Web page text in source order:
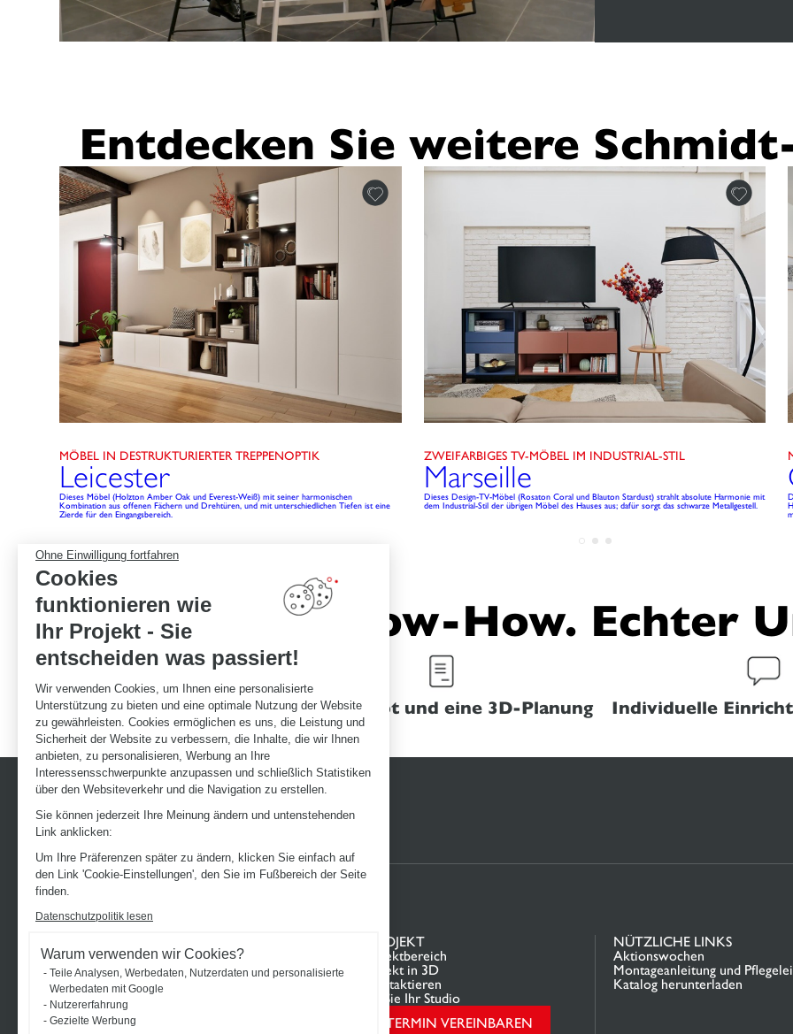
Ohne Einwilligung fortfahren
Cookies
funktionieren wie
Ihr Projekt - Sie
entscheiden was passiert!
Wir verwenden Cookies, um Ihnen eine personalisierte
Unterstützung zu bieten und eine optimale Nutzung der Website
zu gewährleisten. Cookies ermöglichen es uns, die Leistung und
Sicherheit der Website zu verbessern, die Inhalte, die wir Ihnen
anbieten, zu personalisieren, Werbung an Ihre
Interessensschwerpunkte anzupassen und schließlich Statistiken
über den Websiteverkehr und die Navigation zu erstellen.
Sie können jederzeit Ihre Meinung ändern und untenstehenden
Link anklicken:
Um Ihre Präferenzen später zu ändern, klicken Sie einfach auf
den Link 'Cookie-Einstellungen', den Sie im Fußbereich der Seite
finden.
Datenschutzpolitik lesen
Warum verwenden wir Cookies?
Teile Analysen, Werbedaten, Nutzerdaten und personalisierte
Werbedaten mit Google
Nutzererfahrung
Gezielte Werbung
Entdecken Sie weitere
MÖBEL IN DESTRUKTURIERTER TREPPENOPTIK
Leicester
Dieses Möbel (Holzton Amber Oak und Everest-Weiß) mit seiner harmonischen
Kombination aus offenen Fächern und Drehtüren, und mit unterschiedlichen Tiefen ist eine
Zierde für den Eingangsbereich.
ZWEIFARBIGES TV-MÖBEL IM INDUSTRIAL-STIL
Marseille
Dieses Design-TV-Möbel (Rosaton Coral und Blauton Stardust) strahlt absolute Harmonie mit
dem Industrial-Stil der übrigen Möbel des Hauses aus; dafür sorgt das schwarze Metallgestell.
Echtes Know-How. Echter
Erstklassige Garantien Ein Angebot und eine 3D-Planung Individuelle
VON SCHMIDT
Küchen
Ankleide
Weitere Einrichtungslösungen
Bäder
Schmidt für Geschäftsräume
IHR PROJEKT
Ihr Projektbereich
Ihr Projekt in 3D
Uns kontaktieren
Finden Sie Ihr Studio
TERMIN VEREINBAREN
NÜTZLICHE LINKS
Aktionswochen
Montageanleitung und
Katalog herunterladen